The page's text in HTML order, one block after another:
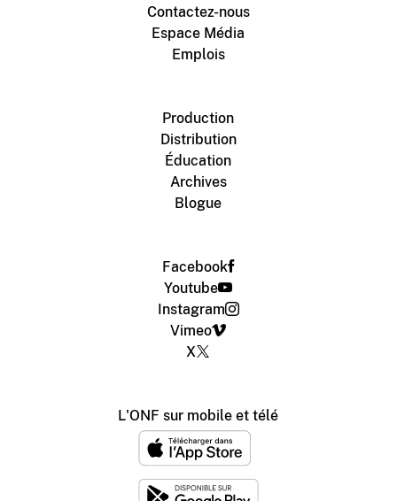
Contactez-nous
Espace Média
Emplois
Production
Distribution
Éducation
Archives
Blogue
Facebook
Youtube
Instagram
Vimeo
X
L'ONF sur mobile et télé